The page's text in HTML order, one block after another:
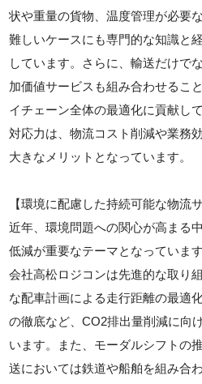
状や重量の貨物、温度管理が必要
難しいケースにも専門的な知識と
しています。さらに、輸送だけで
加価値サービスも組み合わせるこ
イチェーン全体の最適化に貢献し
対応力は、物流コスト削減や業務
大きなメリットとなっています。
【環境に配慮した持続可能な物流
近年、環境問題への関心が高まる
低減が重要なテーマとなっていま
会社高松ロジコンは先進的な取り
な配車計画による走行距離の最適
の徹底など、CO2排出量削減に向
います。また、モーダルシフトの
送においては鉄道や船舶を組み合